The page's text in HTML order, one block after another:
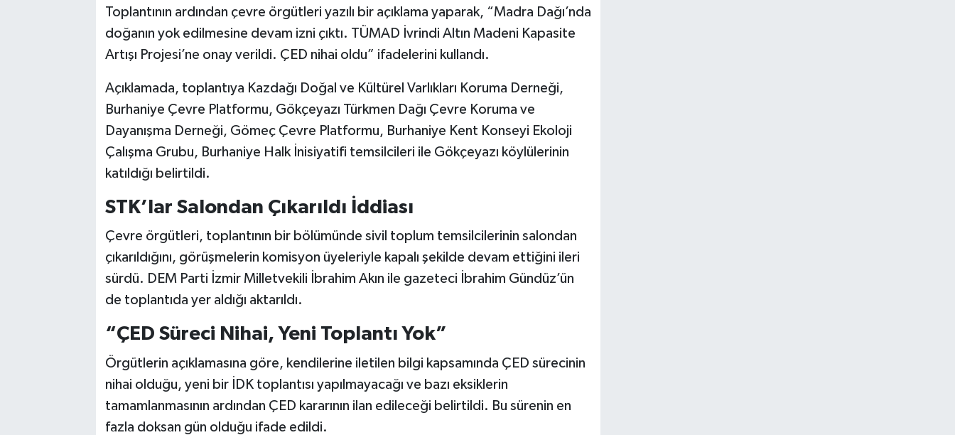
Toplantının ardından çevre örgütleri yazılı bir açıklama yaparak, “Madra Dağı’nda
doğanın yok edilmesine devam izni çıktı. TÜMAD İvrindi Altın Madeni Kapasite
Artışı Projesi’ne onay verildi. ÇED nihai oldu” ifadelerini kullandı.
Açıklamada, toplantıya Kazdağı Doğal ve Kültürel Varlıkları Koruma Derneği,
Burhaniye Çevre Platformu, Gökçeyazı Türkmen Dağı Çevre Koruma ve
Dayanışma Derneği, Gömeç Çevre Platformu, Burhaniye Kent Konseyi Ekoloji
Çalışma Grubu, Burhaniye Halk İnisiyatifi temsilcileri ile Gökçeyazı köylülerinin
katıldığı belirtildi.
STK’lar Salondan Çıkarıldı İddiası
Çevre örgütleri, toplantının bir bölümünde sivil toplum temsilcilerinin salondan
çıkarıldığını, görüşmelerin komisyon üyeleriyle kapalı şekilde devam ettiğini ileri
sürdü. DEM Parti İzmir Milletvekili İbrahim Akın ile gazeteci İbrahim Gündüz’ün
de toplantıda yer aldığı aktarıldı.
“ÇED Süreci Nihai, Yeni Toplantı Yok”
Örgütlerin açıklamasına göre, kendilerine iletilen bilgi kapsamında ÇED sürecinin
nihai olduğu, yeni bir İDK toplantısı yapılmayacağı ve bazı eksiklerin
tamamlanmasının ardından ÇED kararının ilan edileceği belirtildi. Bu sürenin en
fazla doksan gün olduğu ifade edildi.